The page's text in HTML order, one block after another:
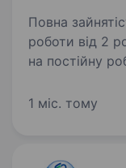
Повна
роботи від 2
на постійну
ОВНС; ОВД, СЕО, СЗЗ
1 міс. тому